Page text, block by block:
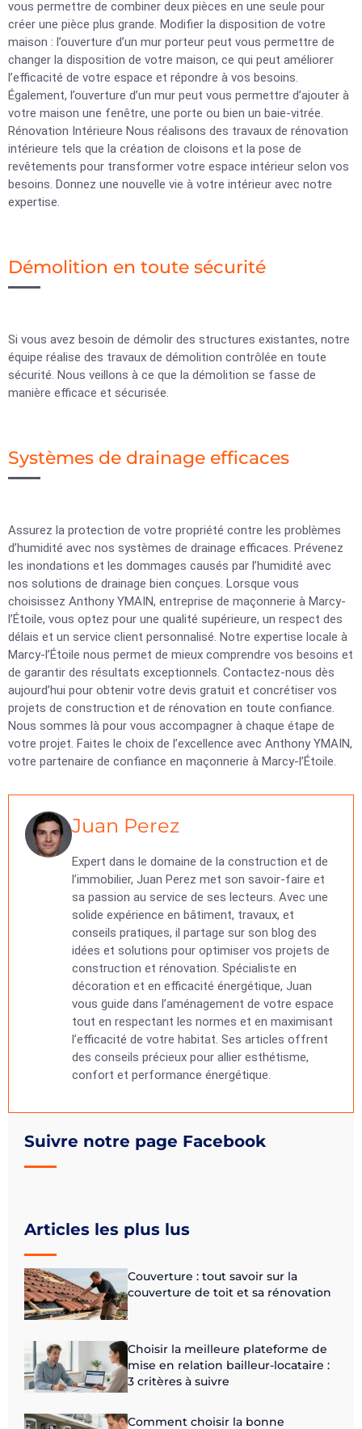
Suivre notre page Facebook
Articles les plus lus
Couverture : tout savoir sur la
couverture de toit et sa rénovation
Choisir la meilleure plateforme de
mise en relation bailleur-locataire :
3 critères à suivre
Comment choisir la bonne
vous permettre de combiner deux pièces en une seule pour
créer une pièce plus grande. Modifier la disposition de votre
maison : l’ouverture d’un mur porteur peut vous permettre de
changer la disposition de votre maison, ce qui peut améliorer
l’efficacité de votre espace et répondre à vos besoins.
Également, l’ouverture d’un mur peut vous permettre d’ajouter à
votre maison une fenêtre, une porte ou bien un baie-vitrée.
Rénovation Intérieure Nous réalisons des travaux de rénovation
intérieure tels que la création de cloisons et la pose de
revêtements pour transformer votre espace intérieur selon vos
besoins. Donnez une nouvelle vie à votre intérieur avec notre
expertise.
Démolition en toute sécurité
Si vous avez besoin de démolir des structures existantes, notre
équipe réalise des travaux de démolition contrôlée en toute
sécurité. Nous veillons à ce que la démolition se fasse de
manière efficace et sécurisée.
Systèmes de drainage efficaces
Assurez la protection de votre propriété contre les problèmes
d’humidité avec nos systèmes de drainage efficaces. Prévenez
les inondations et les dommages causés par l’humidité avec
nos solutions de drainage bien conçues. Lorsque vous
choisissez Anthony YMAIN, entreprise de maçonnerie à Marcy-
l’Étoile, vous optez pour une qualité supérieure, un respect des
délais et un service client personnalisé. Notre expertise locale à
Marcy-l’Étoile nous permet de mieux comprendre vos besoins et
de garantir des résultats exceptionnels. Contactez-nous dès
aujourd’hui pour obtenir votre devis gratuit et concrétiser vos
projets de construction et de rénovation en toute confiance.
Nous sommes là pour vous accompagner à chaque étape de
votre projet. Faites le choix de l’excellence avec Anthony YMAIN,
votre partenaire de confiance en maçonnerie à Marcy-l’Étoile.
Juan Perez
Expert dans le domaine de la construction et de
l’immobilier, Juan Perez met son savoir-faire et
sa passion au service de ses lecteurs. Avec une
solide expérience en bâtiment, travaux, et
conseils pratiques, il partage sur son blog des
idées et solutions pour optimiser vos projets de
construction et rénovation. Spécialiste en
décoration et en efficacité énergétique, Juan
vous guide dans l’aménagement de votre espace
tout en respectant les normes et en maximisant
l’efficacité de votre habitat. Ses articles offrent
des conseils précieux pour allier esthétisme,
confort et performance énergétique.